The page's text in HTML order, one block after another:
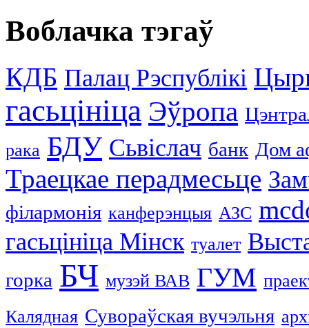
Воблачка тэгаў
КДБ Палац Рэспублікі
гасьцініца Эўропа
рака БДУ Сьвіслач банк Дом
Траецкае перадмесьце
філармонія канферэнцыя АЗС
гасьцініца Мінск туалет
горка БЧ музэй ВАВ ГУМ
Калядная Сувораўская вучэльня